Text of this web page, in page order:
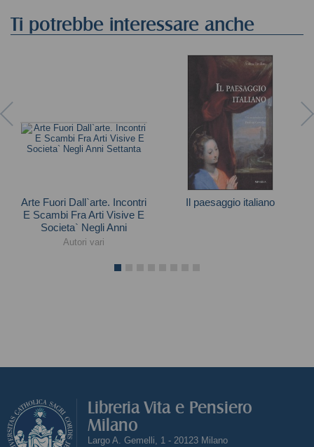
Ti potrebbe interessare anche
Arte Fuori Dall`arte. Incontri
E Scambi Fra Arti Visive E
Societa` Negli Anni
Settanta
Autori vari
Il paesaggio italiano
Libreria Vita e Pensiero
Milano
Largo A. Gemelli, 1 - 20123 Milano